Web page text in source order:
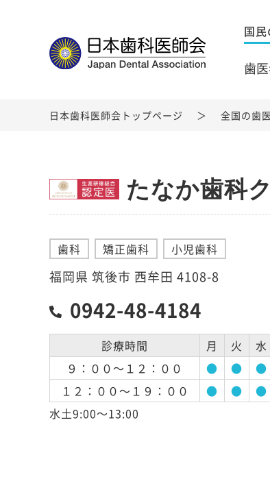
国
歯
日本歯科医師会トップページ 全国の歯
たなか歯科
歯科 矯正歯科 小児歯科
福岡県 筑後市 西牟田 4108-8
0942-48-4184
診療時間 月 火 水
９：００～１２：００
● ● ●
１２：００～１９：００
● ● ●
水土9:00～13:00